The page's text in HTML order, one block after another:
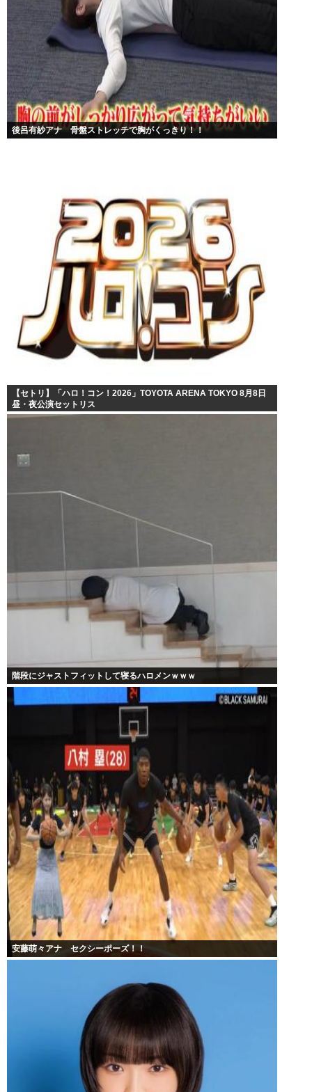
後呂有紗アナ 骨盤ストレッチで胸がくっきり！！
【セトリ】「ハロ！コン！2026」TOYOTA ARENA TOKYO 8月8日
昼・夜公演セットリス
階段にジャストフィットして寝るハロメンｗｗｗ
安藤萌々アナ セクシーポーズ！！